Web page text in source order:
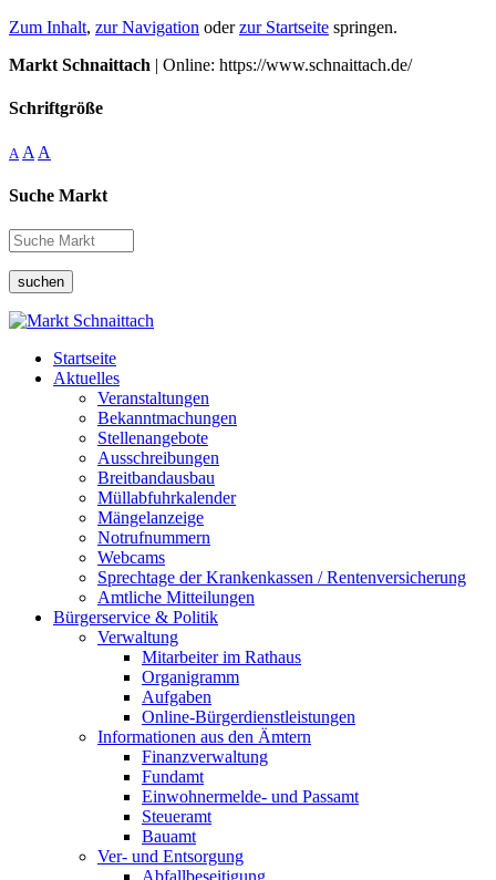
Zum Inhalt, zur Navigation oderzur Startseite springen.
Markt Schnaittach | Online: https://www.schnaittach.de/
Schriftgröße
A A A
Suche Markt
suchen
Startseite
Aktuelles
Veranstaltungen
Bekanntmachungen
Stellenangebote
Ausschreibungen
Breitbandausbau
Müllabfuhrkalender
Mängelanzeige
Notrufnummern
Webcams
Sprechtage der Krankenkassen / Rentenversicherung
Amtliche Mitteilungen
Bürgerservice & Politik
Verwaltung
Mitarbeiter im Rathaus
Organigramm
Aufgaben
Online-Bürgerdienstleistungen
Informationen aus den Ämtern
Finanzverwaltung
Fundamt
Einwohnermelde- und Passamt
Steueramt
Bauamt
Ver- und Entsorgung
Abfallbeseitigung